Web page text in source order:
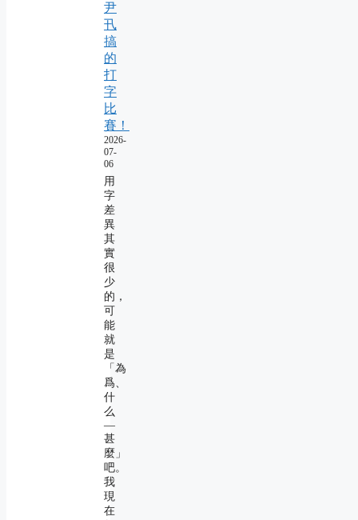
尹
卂
搞
的
打
字
比
賽！
2026-
07-
06
用
字
差
異
其
實
很
少
的，
可
能
就
是
「為
爲、
什
么
―
甚
麼」
吧。
我
現
在